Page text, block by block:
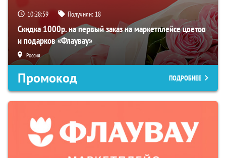
10:28:58 Получили: 18
Скидка 1000р. на первый заказ на маркетплейсе цветов
и подарков «Флаувау»
Россия
Промокод ПОДРОБНЕЕ